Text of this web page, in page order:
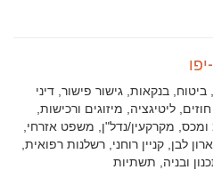
בנקאות, גישור פישור, דיני
ליטיגציה, מיזוגים ורכישות,
מקרקעין/נדל"ן, משפט אזרחי,
לבן, קניין רוחני, רשלנות רפואית,
ובניה, תשתיות